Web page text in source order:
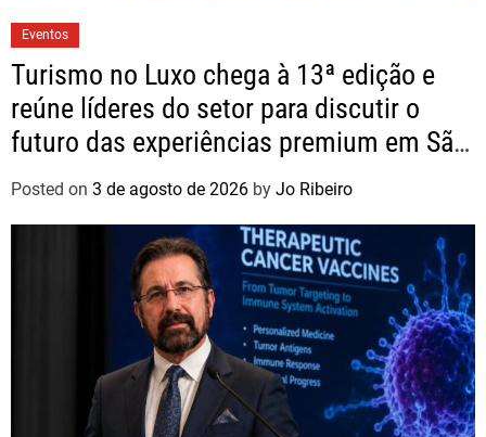
Eventos
Turismo no Luxo chega à 13ª edição e
reúne líderes do setor para discutir o
futuro das experiências premium em São
Paulo
Posted on 3 de agosto de 2026 by Jo Ribeiro